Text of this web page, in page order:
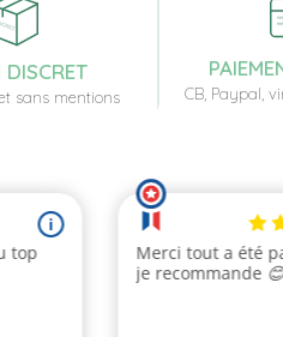
DISCRET
sans mentions CB, Paypal,